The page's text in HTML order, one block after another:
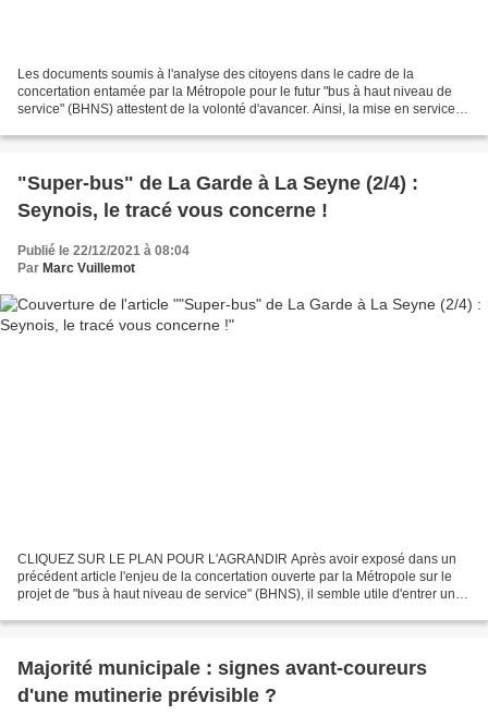
Les documents soumis à l'analyse des citoyens dans le cadre de la
concertation entamée par la Métropole pour le futur "bus à haut niveau de
service" (BHNS) attestent de la volonté d'avancer. Ainsi, la mise en service
"Super-bus" de La Garde à La Seyne (2/4) :
Seynois, le tracé vous concerne !
Publié le 22/12/2021 à 08:04
Par Marc Vuillemot
CLIQUEZ SUR LE PLAN POUR L'AGRANDIR Après avoir exposé dans un
précédent article l'enjeu de la concertation ouverte par la Métropole sur le
projet de "bus à haut niveau de service" (BHNS), il semble utile d'entrer un
Majorité municipale : signes avant-coureurs
d'une mutinerie prévisible ?